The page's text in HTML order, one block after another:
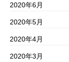
2020年6月
2020年5月
2020年4月
2020年3月